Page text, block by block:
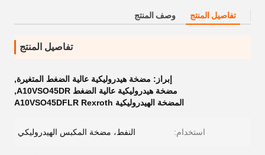
تفاصيل المنتج وصف المنتج
تفاصيل المنتج
إبراز: مضخة هيدروليكية عالية الضغط المتغيرة,
مضخة هيدروليكية عالية الضغط A10VSO45DR
,
المضخة الهيدروليكية A10VSO45DFLR Rexroth
استخدام: النفط، مضخة المكبس الهيدروليكي